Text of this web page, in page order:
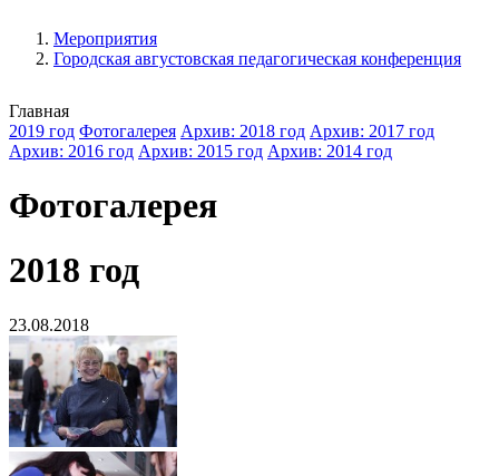
Мероприятия
Городская августовская педагогическая конференция
Главная
2019 год Фотогалерея Архив: 2018 год Архив: 2017 год
Архив: 2016 год Архив: 2015 год Архив: 2014 год
Фотогалерея
2018 год
23.08.2018